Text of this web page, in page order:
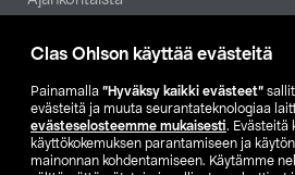
Clas Ohlson käyttää evästeitä
Painamalla ”Hyväksy kaikki evästeet”
evästeitä ja muuta seurantateknologiaa
evästeselosteemme mukaisesti. Evästeitä
käyttökokemuksen parantamiseen ja
mainonnan kohdentamiseen. Käytämme
Muut yrityksemme
Etsi
SE NO FI